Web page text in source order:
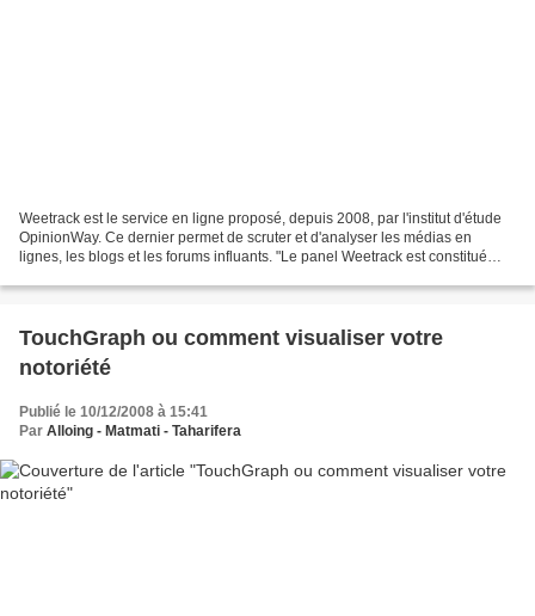
Weetrack est le service en ligne proposé, depuis 2008, par l'institut d'étude
OpinionWay. Ce dernier permet de scruter et d'analyser les médias en
lignes, les blogs et les forums influants. "Le panel Weetrack est constitué
TouchGraph ou comment visualiser votre
notoriété
Publié le 10/12/2008 à 15:41
Par Alloing - Matmati - Taharifera